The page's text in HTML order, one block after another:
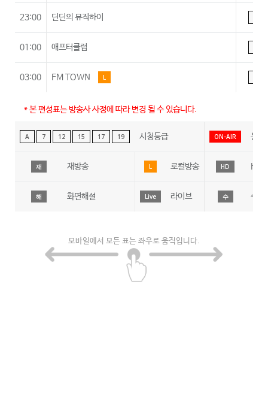
23:00 딘딘의 뮤직하이
01:00 애프터클럽
03:00 FM TOWN L
* 본 편성표는 방송사 사정에 따라 변경 될 수 있습니다.
A 7 12 15 17 19 시청등급 ON-AIR 온에
재 재방송 L 로컬방송 HD HD
해 화면해설 Live 라이브 수 수어
모바일에서 모든 표는 좌우로 움직입니다.